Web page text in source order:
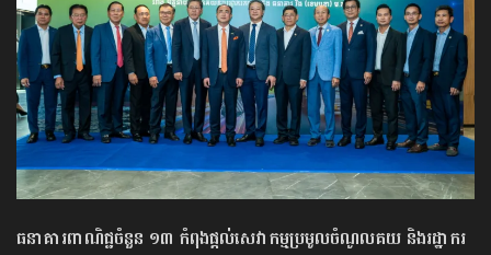
ធនាគារពាណិជ្ជចំនួន ១៣ កំពុងផ្តល់សេវាកម្មប្រមូលចំណូលគយ និងរដ្ឋាករ